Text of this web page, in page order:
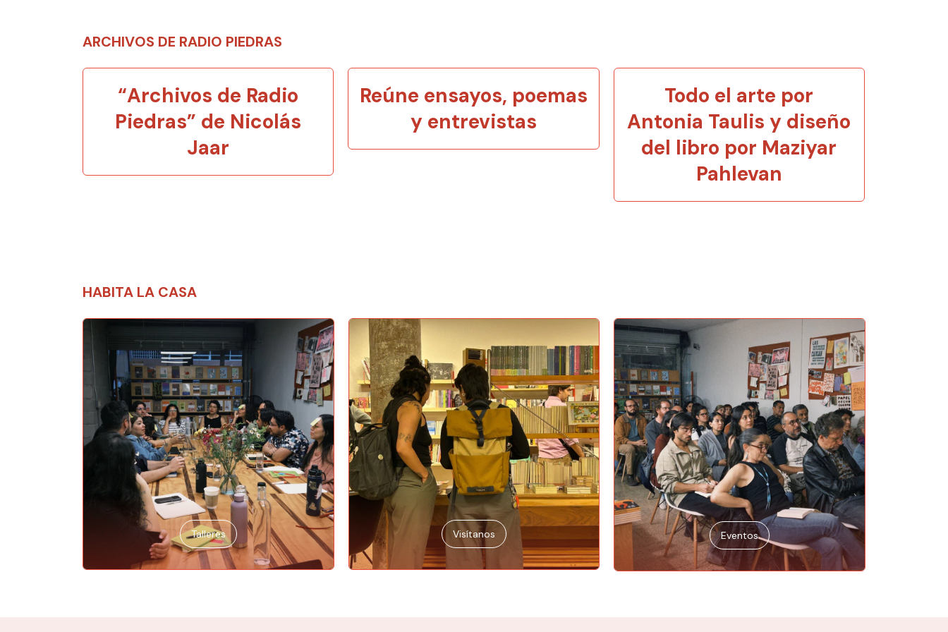
ARCHIVOS DE RADIO PIEDRAS
“Archivos de Radio
Piedras” de Nicolás
Jaar
Reúne ensayos, poemas
y entrevistas
Todo el arte por
Antonia Taulis y diseño
del libro por Maziyar
Pahlevan
HABITA LA CASA
Talleres Visítanos Eventos